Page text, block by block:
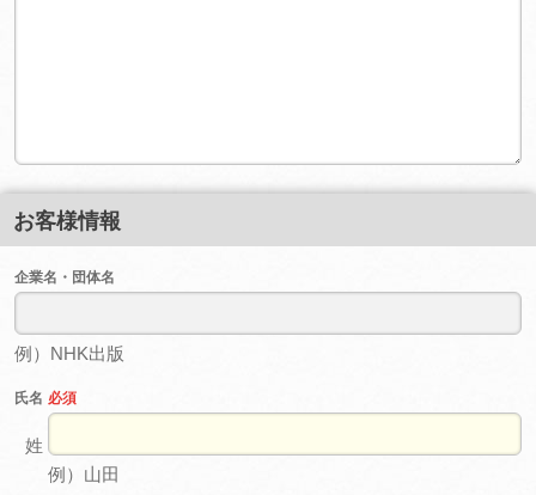
お客様情報
企業名・団体名
例）NHK出版
氏名 必須
例）山田
姓